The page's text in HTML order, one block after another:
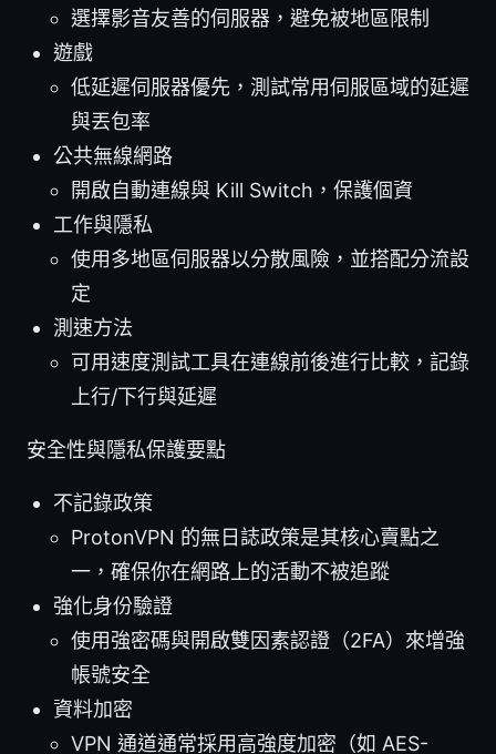
選擇影音友善的伺服器，避免被地區限制
遊戲
低延遲伺服器優先，測試常用伺服區域的延遲
與丟包率
公共無線網路
開啟自動連線與 Kill Switch，保護個資
工作與隱私
使用多地區伺服器以分散風險，並搭配分流設
定
測速方法
可用速度測試工具在連線前後進行比較，記錄
上行/下行與延遲
安全性與隱私保護要點
不記錄政策
ProtonVPN 的無日誌政策是其核心賣點之
一，確保你在網路上的活動不被追蹤
強化身份驗證
使用強密碼與開啟雙因素認證（2FA）來增強
帳號安全
資料加密
VPN 通道通常採用高強度加密（如 AES-